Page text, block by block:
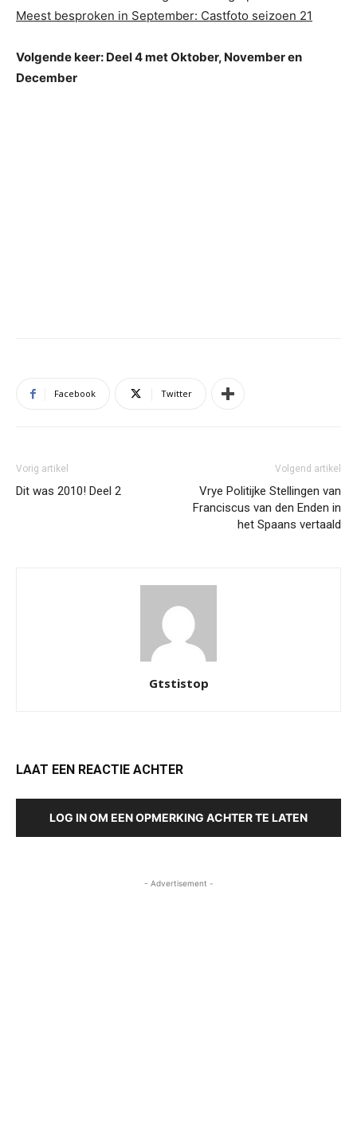
Meest besproken in September: Castfoto seizoen 21
Volgende keer: Deel 4 met Oktober, November en
December
Facebook Twitter
Vorig artikel
Dit was 2010! Deel 2
Volgend artikel
Vrye Politijke Stellingen van
Franciscus van den Enden in
het Spaans vertaald
Gtstistop
LAAT EEN REACTIE ACHTER
LOG IN OM EEN OPMERKING ACHTER TE LATEN
- Advertisement -